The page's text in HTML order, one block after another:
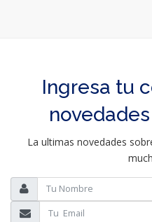
Ingresa tu
La ultimas novedades